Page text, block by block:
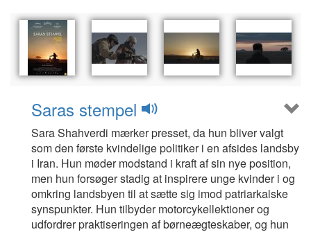
Saras stempel
Sara Shahverdi mærker presset, da hun bliver valgt
som den første kvindelige politiker i en afsides landsby
i Iran. Hun møder modstand i kraft af sin nye position,
men hun forsøger stadig at inspirere unge kvinder i og
omkring landsbyen til at sætte sig imod patriarkalske
synspunkter. Hun tilbyder motorcykellektioner og
udfordrer praktiseringen af børneægteskaber, og hun